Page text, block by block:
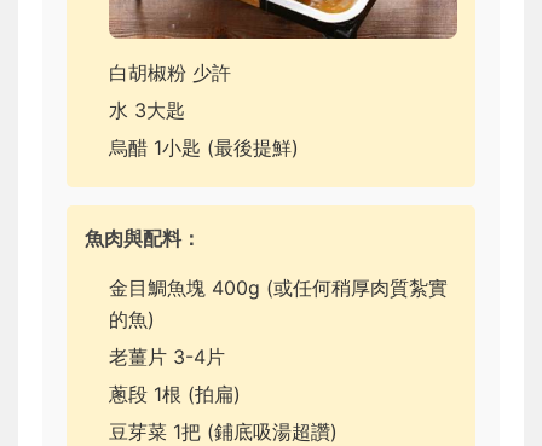
白胡椒粉 少許
水 3大匙
烏醋 1小匙 (最後提鮮)
魚肉與配料：
金目鯛魚塊 400g (或任何稍厚肉質紮實
的魚)
老薑片 3-4片
蔥段 1根 (拍扁)
豆芽菜 1把 (鋪底吸湯超讚)